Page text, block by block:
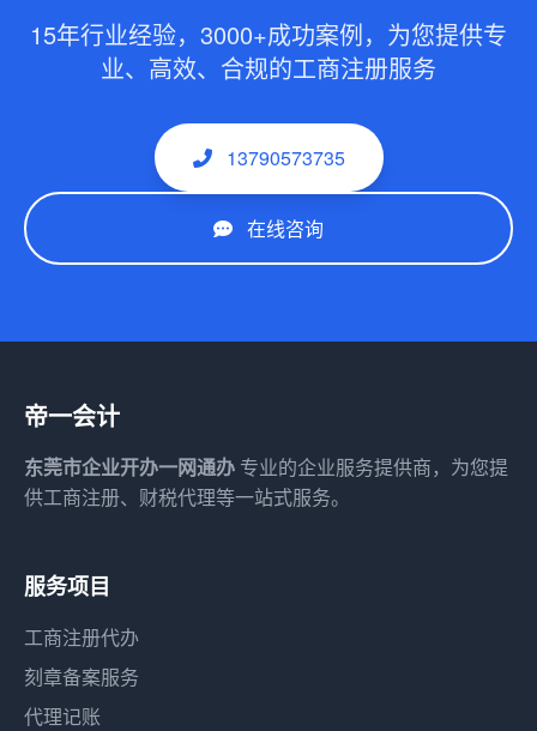
15年行业经验，3000+成功案例，为您提供专
业、高效、合规的工商注册服务
13790573735
在线咨询
帝一会计
东莞市企业开办一网通办 专业的企业服务提供商，为您提
供工商注册、财税代理等一站式服务。
服务项目
工商注册代办
刻章备案服务
代理记账